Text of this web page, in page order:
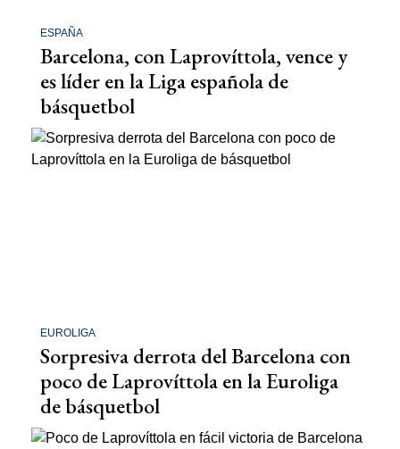
ESPAÑA
Barcelona, con Laprovíttola, vence y
es líder en la Liga española de
básquetbol
EUROLIGA
Sorpresiva derrota del Barcelona con
poco de Laprovíttola en la Euroliga
de básquetbol